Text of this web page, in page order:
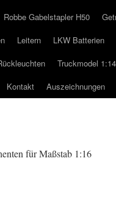
Robbe Gabelstapler H50
Leitern LKW Batterien
Truckmodel 1:14
Kontakt Auszeichnungen
für Maßstab 1:16